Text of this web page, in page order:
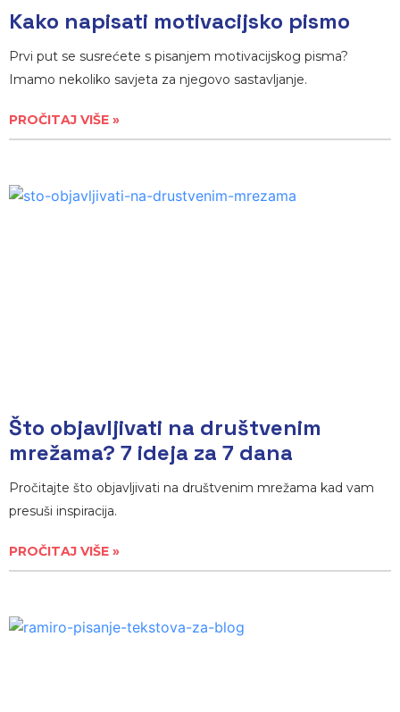
Kako napisati motivacijsko pismo
Prvi put se susrećete s pisanjem motivacijskog pisma?
Imamo nekoliko savjeta za njegovo sastavljanje.
PROČITAJ VIŠE »
Što objavljivati na društvenim
mrežama? 7 ideja za 7 dana
Pročitajte što objavljivati na društvenim mrežama kad vam
presuši inspiracija.
PROČITAJ VIŠE »